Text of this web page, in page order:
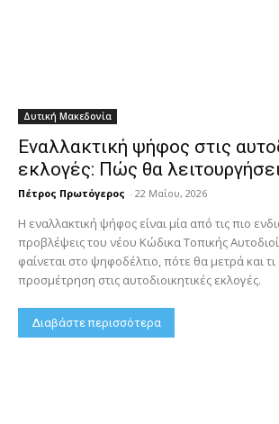
Δυτική Μακεδονία
Εναλλακτική ψήφος στις
εκλογές: Πώς θα
Πέτρος Πρωτόγερος - 22 Μαΐου, 2026
Η εναλλακτική ψήφος είναι μία από τις πιο
προβλέψεις του νέου Κώδικα Τοπικής
φαίνεται στο ψηφοδέλτιο, πότε θα μετρά και
προσμέτρηση στις αυτοδιοικητικές εκλογές.
Διαβάστε περισσότερα